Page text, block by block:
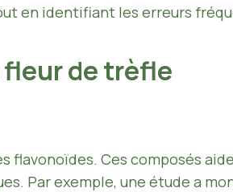
en identifiant les erreurs
de trèfle
Ces composés
Par exemple, une étude a